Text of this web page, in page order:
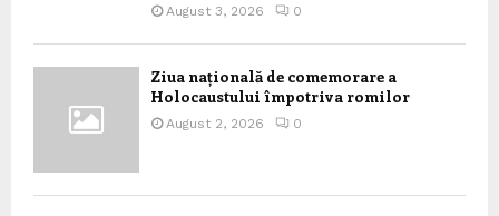
August 3, 2026 0
Ziua națională de comemorare a
Holocaustului împotriva romilor
August 2, 2026 0